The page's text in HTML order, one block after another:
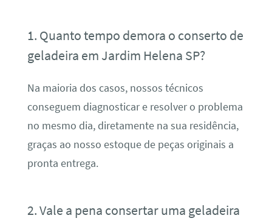
1. Quanto tempo demora o conserto de
geladeira em Jardim Helena SP?
Na maioria dos casos, nossos técnicos
conseguem diagnosticar e resolver o problema
no mesmo dia, diretamente na sua residência,
graças ao nosso estoque de peças originais a
pronta entrega.
2. Vale a pena consertar uma geladeira